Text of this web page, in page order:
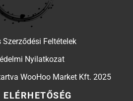
Feltételek
Nyilatkozat
WooHoo Market Kft. 2025
ELÉRHETŐSÉG